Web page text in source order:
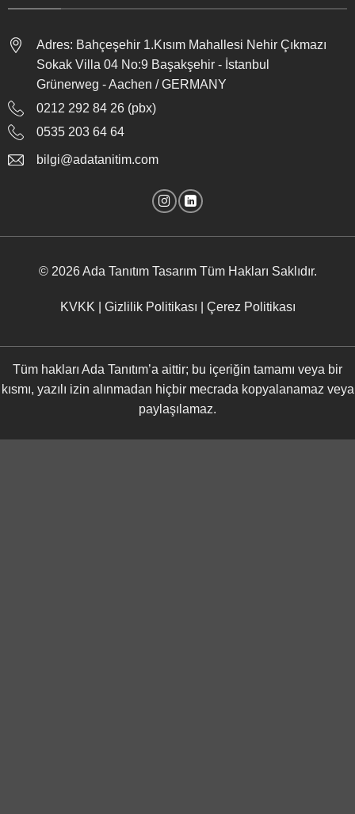
Adres: Bahçeşehir 1.Kısım Mahallesi Nehir Çıkmazı
Sokak Villa 04 No:9 Başakşehir - İstanbul
Grünerweg - Aachen / GERMANY
0212 292 84 26 (pbx)
0535 203 64 64
bilgi@adatanitim.com
© 2026Ada Tanıtım TasarımTüm Hakları Saklıdır.
KVKK| Gizlilik Politikası Çerez Politikası
Tüm hakları Ada Tanıtım’a aittir; bu içeriğin tamamı veya bir
kısmı, yazılı izin alınmadan hiçbir mecrada kopyalanamaz veya
paylaşılamaz.